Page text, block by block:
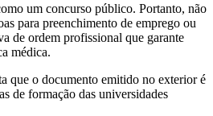
um concurso público. Portanto, não
para preenchimento de emprego ou
de ordem profissional que garante
médica.
que o documento emitido no exterior é
de formação das universidades